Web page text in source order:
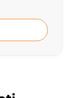
e
raffinato,